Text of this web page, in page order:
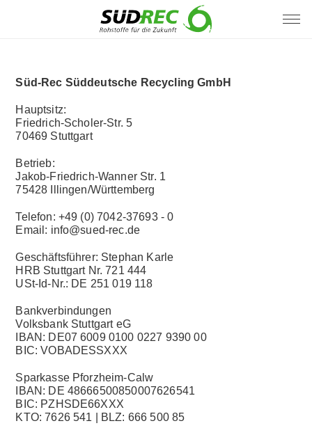
Süd-Rec Süddeutsche Recycling GmbH
Hauptsitz:
Friedrich-Scholer-Str. 5
70469 Stuttgart
Betrieb:
Jakob-Friedrich-Wanner Str. 1
75428 Illingen/Württemberg
Telefon: +49 (0) 7042-37693 - 0
Email: info@sued-rec.de
Geschäftsführer: Stephan Karle
HRB Stuttgart Nr. 721 444
USt-Id-Nr.: DE 251 019 118
Bankverbindungen
Volksbank Stuttgart eG
IBAN: DE07 6009 0100 0227 9390 00
BIC: VOBADESSXXX
Sparkasse Pforzheim-Calw
IBAN: DE 48666500850007626541
BIC: PZHSDE66XXX
KTO: 7626 541 | BLZ: 666 500 85